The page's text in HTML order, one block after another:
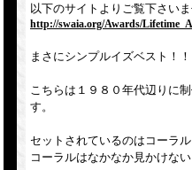
以下のサイトよりご覧下さい
http://swaia.org/Awards/
まさにシンプルイズベスト！！
こちらは１９８０年代辺りに
す。
セットされているのはコーラ
コーラルはなかなか見かけな